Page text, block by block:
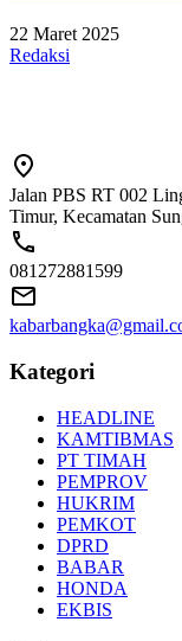
22 Maret 2025
Redaksi
Jalan PBS RT 002
Timur, Kecamatan
081272881599
Kategori
HEADLINE
KAMTIBMAS
PT TIMAH
PEMPROV
HUKRIM
PEMKOT
DPRD
BABAR
HONDA
EKBIS